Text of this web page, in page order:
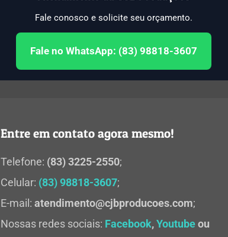
Fale conosco e solicite seu orçamento.
Fale no WhatsApp: (83) 98818-3607
Entre em contato agora mesmo!
Telefone: (83) 3225-2550;
Celular: (83) 98818-3607;
E-mail: atendimento@cjbproducoes.com;
Nossas redes sociais: Facebook,Youtubeou